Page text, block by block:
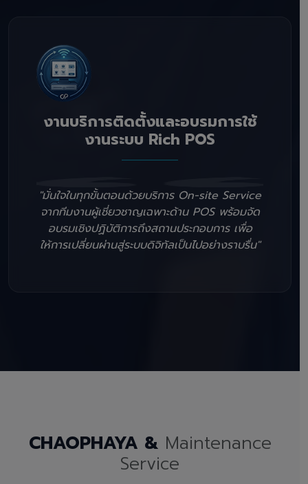
งานบริการติดตั้งและอบรมการใช้
งานระบบ Rich POS
"มั่นใจในทุกขั้นตอนด้วยบริการ On-site Service
จากทีมงานผู้เชี่ยวชาญเฉพาะด้าน POS พร้อมจัด
อบรมเชิงปฏิบัติการถึงสถานประกอบการ เพื่อ
ให้การเปลี่ยนผ่านสู่ระบบดิจิทัลเป็นไปอย่างราบรื่น"
CHAOPHAYA & Maintenance
Service